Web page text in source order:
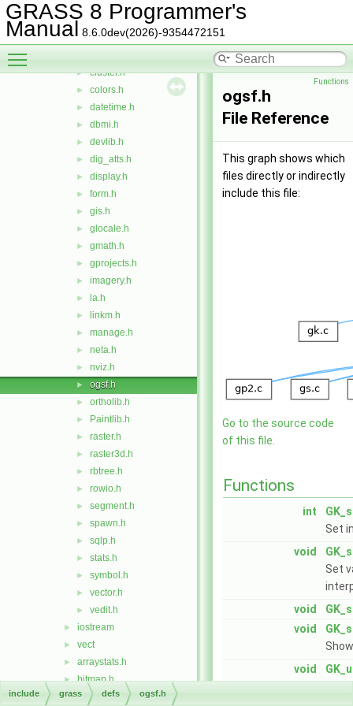
GRASS 8 Programmer's
Manual 8.6.0dev(2026)-9354472151
► bitmap.h
► btree.h
► calc.h
► cluster.h
► colors.h
► datetime.h
► dbmi.h
► devlib.h
► dig_atts.h
► display.h
► form.h
► gis.h
► glocale.h
► gmath.h
► gprojects.h
► imagery.h
► la.h
► linkm.h
► manage.h
► neta.h
► nviz.h
► ogsf.h
► ortholib.h
► Paintlib.h
► raster.h
► raster3d.h
► rbtree.h
► rowio.h
► segment.h
► spawn.h
► sqlp.h
► stats.h
► symbol.h
► vector.h
► vedit.h
► iostream
► vect
► arraystats.h
► bitmap.h
► btree.h
Functions
ogsf.h
File Reference
This graph shows which
files directly or indirectly
include this file:
Go to the source code
of this file.
Functions
int
Set
void
Set
void
void
void
include grass defs ogsf.h